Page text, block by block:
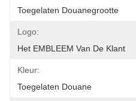
Toegelaten Douanegrootte
Logo:
Het EMBLEEM Van De Klant
Kleur:
Toegelaten Douane